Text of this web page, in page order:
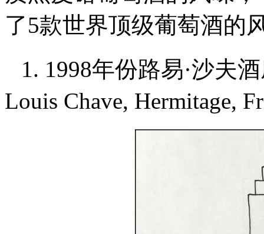
了5款世界顶级葡萄酒的
1. 1998年份路易·沙夫
Louis Chave, Hermitage,